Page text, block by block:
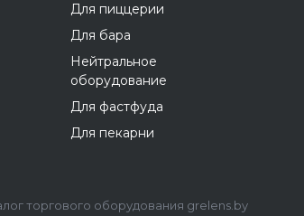
Для пиццерии
Для бара
Нейтральное
оборудование
Для фастфуда
Для пекарни
торгового оборудования grelens.by